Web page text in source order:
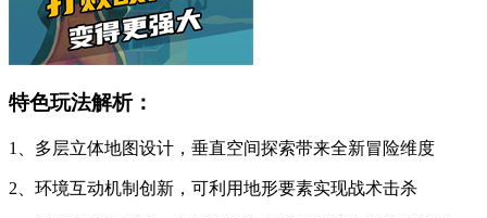
特色玩法解析：
1、多层立体地图设计，垂直空间探索带来全新冒险维度
2、环境互动机制创新，可利用地形要素实现战术击杀